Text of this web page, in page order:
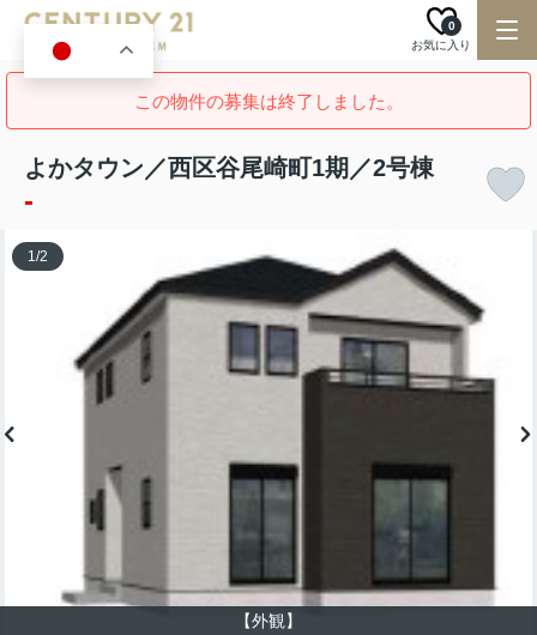
お気に入り
0
この物件の募集は終了しました。
よかタウン／西区谷尾崎町1期／2号棟
-
【外観】
1/2